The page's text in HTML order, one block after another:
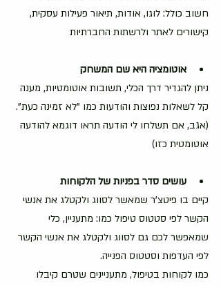
חשוב כולל: לוגו, אודות, תיאור פעילות עסקית,
קישורים לאתר ולרשתות החברתיות
אוטומציה היא שם המשחק
ניתן להגדיר דרך הכלי, תשובות אוטומטיות, מענה
קל לשאלות נפוצות והודעות כמו "לא זמינה כעת".
(אגב, אם תשלחו לי הודעה תראו דוגמא להודעה
אוטומטית כזו)
עושים סדר בפניות של הלקוחות
קיים בו פיטצ'ר שמאשר לסווג ולקטלג את אנשי
הקשר לפי סטטוס טיפול כמו: מתעניין, כלי
שמאפשר לכם גם לסווג ולקטלג את אנשי הקשר
לפי העדפות וסטטוס הפנייה.
כמו לקוחות בטיפול, מתעניינים שטרם קיבלו